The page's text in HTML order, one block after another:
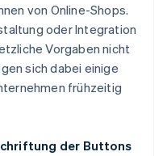
von Online-Shops.
oder Integration
Vorgaben nicht
sich dabei einige
frühzeitig
der Buttons